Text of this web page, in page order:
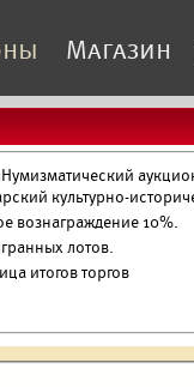
Магазин
культурно-
вознаграждение 10%.
лотов.
итогов торгов